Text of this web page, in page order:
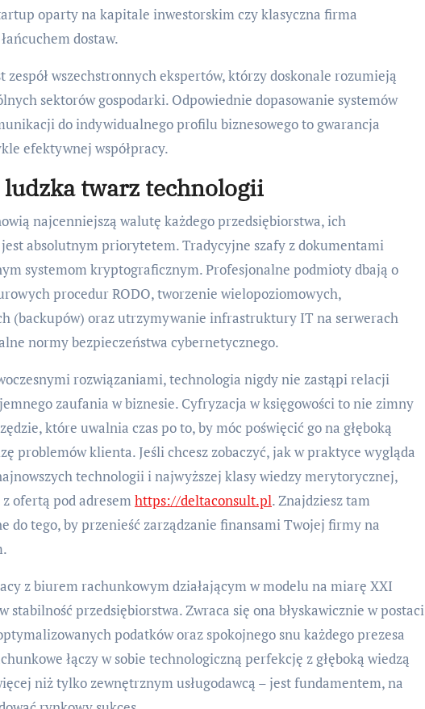
oparty na kapitale inwestorskim czy klasyczna firma
dostaw.
zespół wszechstronnych ekspertów, którzy doskonale rozumieją
sektorów gospodarki. Odpowiednie dopasowanie systemów
do indywidualnego profilu biznesowego to gwarancja
efektywnej współpracy.
twarz technologii
najcenniejszą walutę każdego przedsiębiorstwa, ich
absolutnym priorytetem. Tradycyjne szafy z dokumentami
systemom kryptograficznym. Profesjonalne podmioty dbają o
procedur RODO, tworzenie wielopoziomowych,
(backupów) oraz utrzymywanie infrastruktury IT na serwerach
normy bezpieczeństwa cybernetycznego.
rozwiązaniami, technologia nigdy nie zastąpi relacji
zaufania w biznesie. Cyfryzacja w księgowości to nie zimny
które uwalnia czas po to, by móc poświęcić go na głęboką
problemów klienta. Jeśli chcesz zobaczyć, jak w praktyce wygląda
technologii i najwyższej klasy wiedzy merytorycznej,
ofertą pod adresemhttps://deltaconsult.pl. Znajdziesz tam
do tego, by przenieść zarządzanie finansami Twojej firmy na
z biurem rachunkowym działającym w modelu na miarę XXI
stabilność przedsiębiorstwa. Zwraca się ona błyskawicznie w postaci
podatków oraz spokojnego snu każdego prezesa
łączy w sobie technologiczną perfekcję z głęboką wiedzą
niż tylko zewnętrznym usługodawcą – jest fundamentem, na